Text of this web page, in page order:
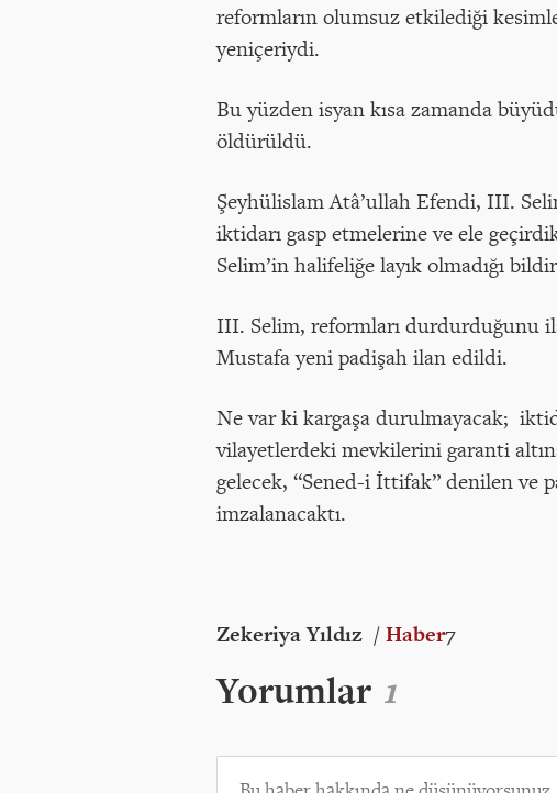
reformların olumsuz etkilediği
yeniçeriydi.
Bu yüzden isyan kısa zamanda
öldürüldü.
Şeyhülislam Atâ’ullah Efendi, III.
iktidarı gasp etmelerine ve ele
Selim’in halifeliğe layık olmadığı
III. Selim, reformları durdurduğunu
Mustafa yeni padişah ilan edildi.
Ne var ki kargaşa durulmayacak;
vilayetlerdeki mevkilerini garanti
gelecek, “Sened-i İttifak” denilen ve
imzalanacaktı.
Zekeriya Yıldız /Haber7
Yorumlar 1